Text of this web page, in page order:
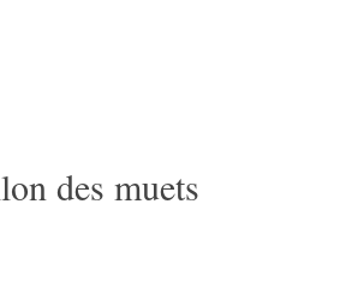
des muets